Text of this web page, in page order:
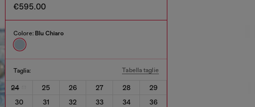
€595.00
Colore: Blu Chiaro
Taglia: Tabella taglie
24 25 26 27 28
29
30
31 32 33 34
36